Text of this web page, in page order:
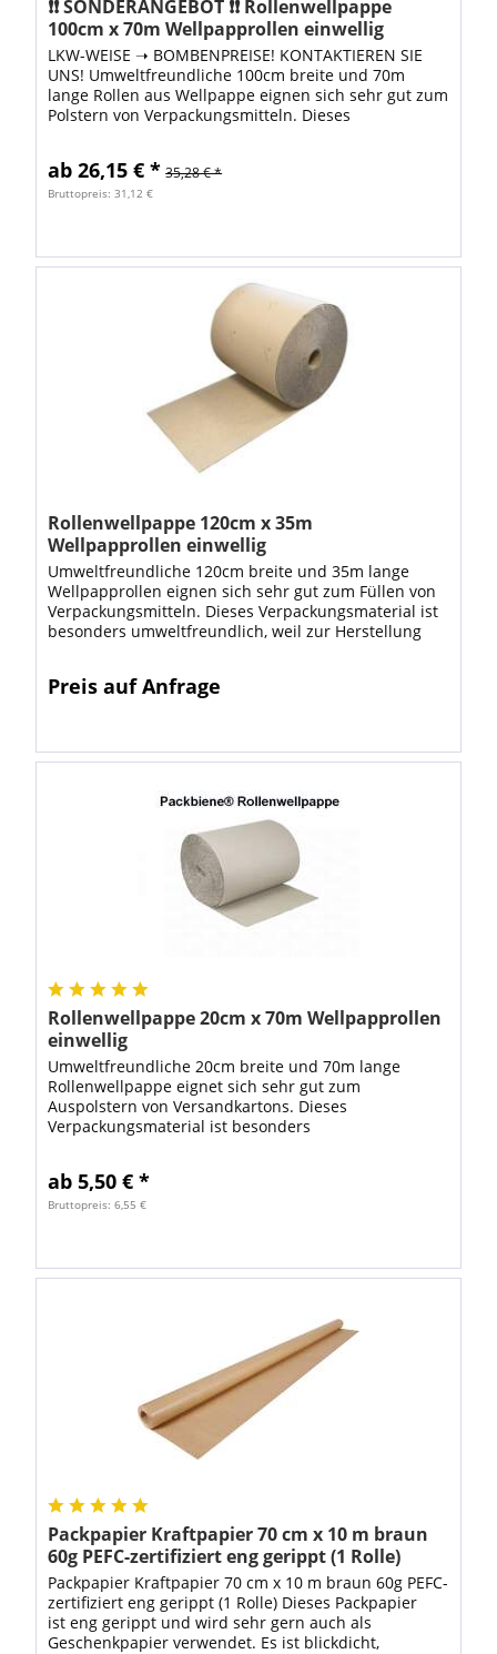
❗❗ SONDERANGEBOT ❗❗ Rollenwellpappe
100cm x 70m Wellpapprollen einwellig
LKW-WEISE ➝ BOMBENPREISE! KONTAKTIEREN SIE
UNS! Umweltfreundliche 100cm breite und 70m
lange Rollen aus Wellpappe eignen sich sehr gut zum
Polstern von Verpackungsmitteln. Dieses
ab 26,15 € * 35,28 € *
Bruttopreis: 31,12 €
Rollenwellpappe 120cm x 35m
Wellpapprollen einwellig
Umweltfreundliche 120cm breite und 35m lange
Wellpapprollen eignen sich sehr gut zum Füllen von
Verpackungsmitteln. Dieses Verpackungsmaterial ist
besonders umweltfreundlich, weil zur Herstellung
Preis auf Anfrage
Rollenwellpappe 20cm x 70m Wellpapprollen
einwellig
Umweltfreundliche 20cm breite und 70m lange
Rollenwellpappe eignet sich sehr gut zum
Auspolstern von Versandkartons. Dieses
Verpackungsmaterial ist besonders
ab 5,50 € *
Bruttopreis: 6,55 €
Packpapier Kraftpapier 70 cm x 10 m braun
60g PEFC-zertifiziert eng gerippt (1 Rolle)
Packpapier Kraftpapier 70 cm x 10 m braun 60g PEFC-
zertifiziert eng gerippt (1 Rolle) Dieses Packpapier
ist eng gerippt und wird sehr gern auch als
Geschenkpapier verwendet. Es ist blickdicht,